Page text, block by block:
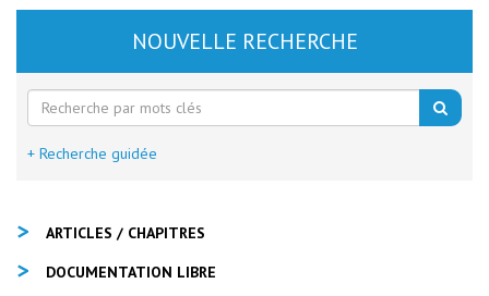
NOUVELLE RECHERCHE
+ Recherche guidée
ARTICLES / CHAPITRES
DOCUMENTATION LIBRE